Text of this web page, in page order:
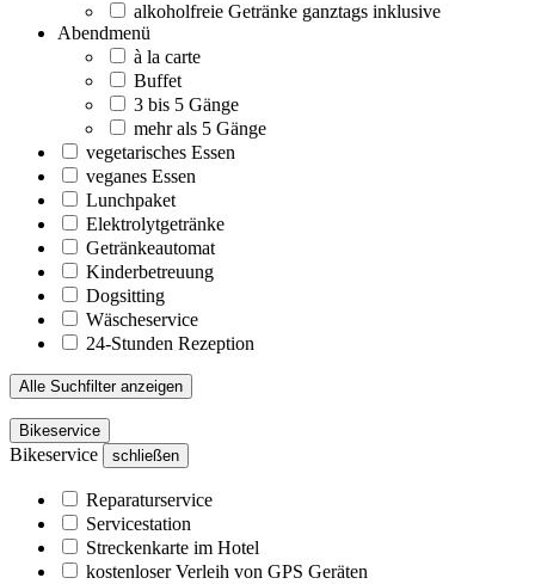
alkoholfreie Getränke ganztags inklusive
Abendmenü
à la carte
Buffet
3 bis 5 Gänge
mehr als 5 Gänge
vegetarisches Essen
veganes Essen
Lunchpaket
Elektrolytgetränke
Getränkeautomat
Kinderbetreuung
Dogsitting
Wäscheservice
24-Stunden Rezeption
Alle Suchfilter anzeigen
Bikeservice
Bikeservice schließen
Reparaturservice
Servicestation
Streckenkarte im Hotel
kostenloser Verleih von GPS Geräten